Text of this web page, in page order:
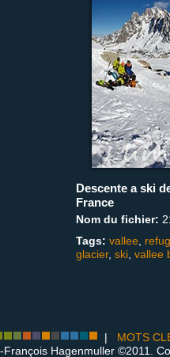
Descente a ski
France
Nom du fichier:
Tags: vallee
glacier, ski vallee
| MOTS
Hagenmuller ©2011.